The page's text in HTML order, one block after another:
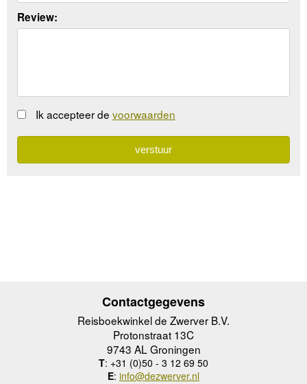
Review:
Ik accepteer de voorwaarden
Contactgegevens
Reisboekwinkel de Zwerver B.V.
Protonstraat 13C
9743 AL Groningen
T: +31 (0)50 - 3 12 69 50
E: info@dezwerver.nl